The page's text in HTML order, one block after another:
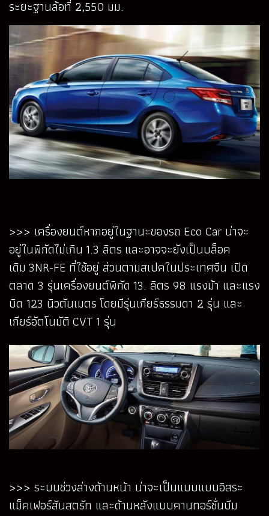
ระยะฐานล้อที่ 2,550 มม.
>>> เครื่องยนต์หากอยู่ในฐานะของรถ Eco Car น่าจะ
อยู่ในพิกัดไม่เกิน 1.3 ลิตร และอาจจะยังเป็นบล็อค
เดิม 3NR-FE ที่ใช้อยู่ ส่วนตามสเปคในประเทศจีน เปิด
ตลาด 3 รุ่นเครื่องยนต์พิกัด 13. ลิตร 98 แรงม้า และแรง
บิด 123 นิวตันเมตร โดยมีรุ่นเกียร์ธรรมดา 2 รุ่น และ
เกียร์อัตโนมัติ CVT 1 รุ่น
>>> ระบบช่วงล่างด้านหน้า น่าจะเป็นแบบแบบอิสระ
แม็คเฟอร์สันสตรัท และด้านหลังแบบคานทอร์ชั่นบีม